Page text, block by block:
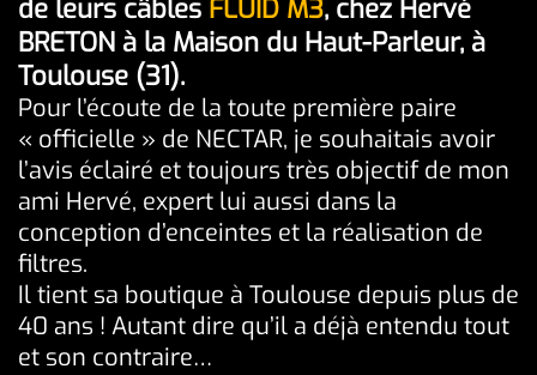
de leurs câbles FLUID M3, chez Hervé
BRETON à la Maison du Haut-Parleur, à
Toulouse (31).
Pour l’écoute de la toute première paire
« officielle » de NECTAR, je souhaitais avoir
l’avis éclairé et toujours très objectif de mon
ami Hervé, expert lui aussi dans la
conception d’enceintes et la réalisation de
filtres.
Il tient sa boutique à Toulouse depuis plus de
40 ans ! Autant dire qu’il a déjà entendu tout
et son contraire…